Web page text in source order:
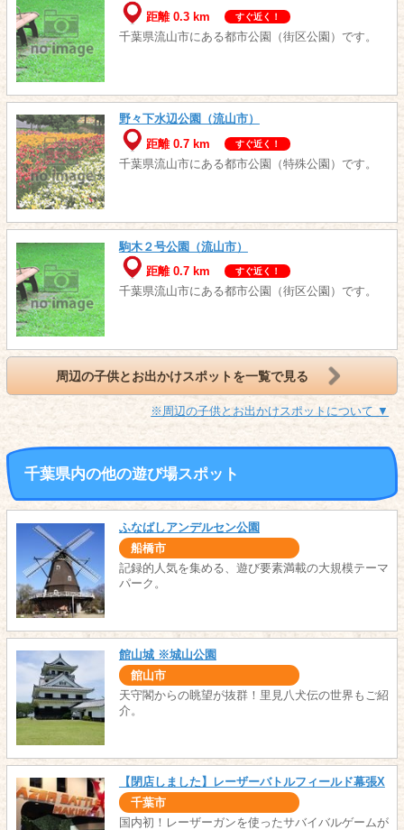
距離 0.3 km
すぐ近く！
千葉県流山市にある都市公園（街区公園）です。
野々下水辺公園（流山市）
距離 0.7 km
すぐ近く！
千葉県流山市にある都市公園（特殊公園）です。
駒木２号公園（流山市）
距離 0.7 km
すぐ近く！
千葉県流山市にある都市公園（街区公園）です。
周辺の子供とお出かけスポットを一覧で見る
※周辺の子供とお出かけスポットについて ▼
千葉県内の他の遊び場スポット
ふなばしアンデルセン公園
船橋市
記録的人気を集める、遊び要素満載の大規模テーマ
パーク。
館山城 ※城山公園
館山市
天守閣からの眺望が抜群！里見八犬伝の世界もご紹
介。
【閉店しました】レーザーバトルフィールド幕張X
千葉市
国内初！レーザーガンを使ったサバイバルゲームが